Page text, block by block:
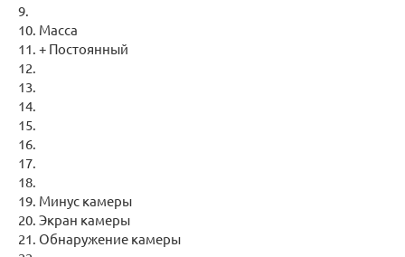
9.
10. Масса
11. + Постоянный
12.
13.
14.
15.
16.
17.
18.
19. Минус камеры
20. Экран камеры
21. Обнаружение камеры